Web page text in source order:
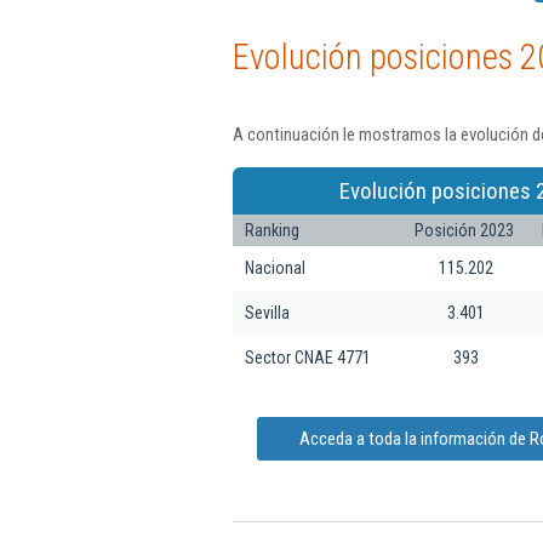
Evolución posiciones
A continuación le mostramos la evolución
Evolución posiciones
Ranking Posición 2023
Nacional
115.202
Sevilla 3.401
Sector CNAE 4771 393
Acceda a toda la información de